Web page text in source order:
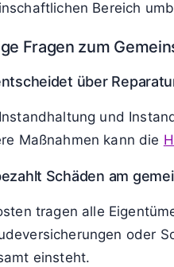
Bereich
Fragen zum
über
und
Maßnahmen kann die
Schäden am
tragen alle
oder
einsteht.